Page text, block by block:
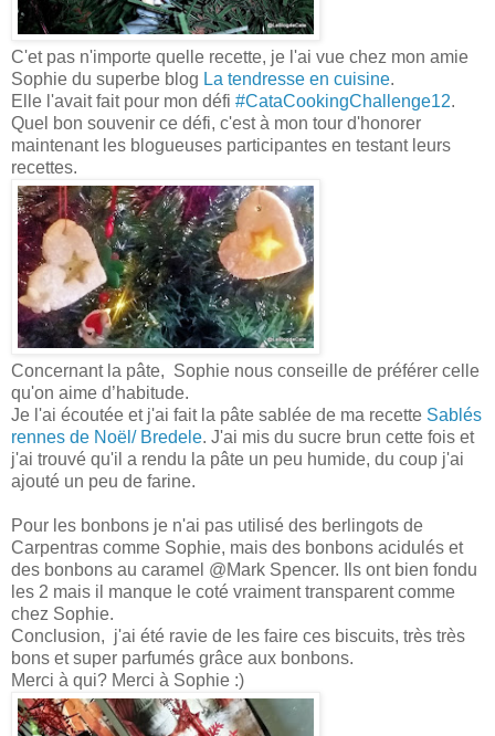
C'et pas n'importe quelle recette, je l'ai vue chez mon amie
Sophie du superbe blog La tendresse en cuisine.
Elle l'avait fait pour mon défi #CataCookingChallenge12.
Quel bon souvenir ce défi, c'est à mon tour d'honorer
maintenant les blogueuses participantes en testant leurs
recettes.
Concernant la pâte, Sophie nous conseille de préférer celle
qu'on aime d’habitude.
Je l'ai écoutée et j'ai fait la pâte sablée de ma recette Sablés
rennes de Noël/ Bredele. J'ai mis du sucre brun cette fois et
j'ai trouvé qu'il a rendu la pâte un peu humide, du coup j'ai
ajouté un peu de farine.
Pour les bonbons je n'ai pas utilisé des berlingots de
Carpentras comme Sophie, mais des bonbons acidulés et
des bonbons au caramel @Mark Spencer. Ils ont bien fondu
les 2 mais il manque le coté vraiment transparent comme
chez Sophie.
Conclusion, j'ai été ravie de les faire ces biscuits, très très
bons et super parfumés grâce aux bonbons.
Merci à qui? Merci à Sophie :)